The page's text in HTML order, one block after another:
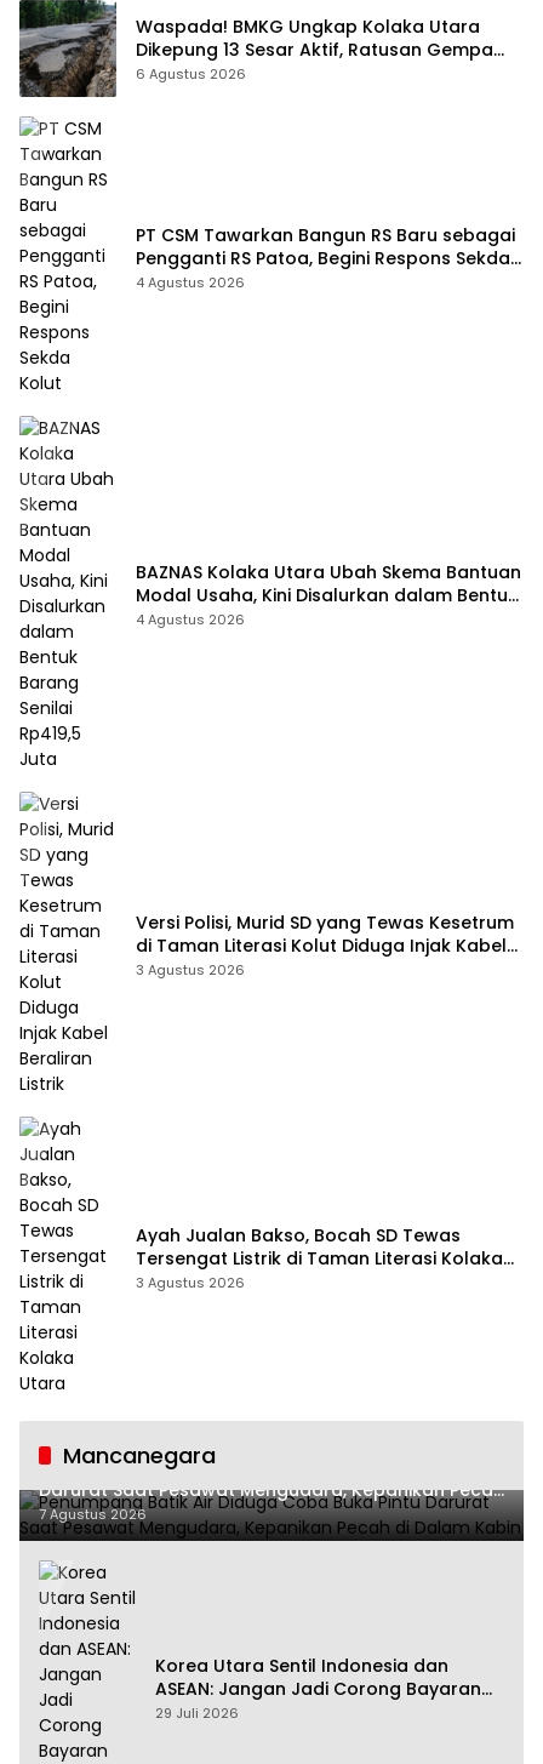
Waspada! BMKG Ungkap Kolaka Utara
Dikepung 13 Sesar Aktif, Ratusan Gempa
Sudah Terekam
6 Agustus 2026
PT CSM Tawarkan Bangun RS Baru sebagai
Pengganti RS Patoa, Begini Respons Sekda
Kolut
4 Agustus 2026
BAZNAS Kolaka Utara Ubah Skema Bantuan
Modal Usaha, Kini Disalurkan dalam Bentuk
Barang Senilai Rp419,5 Juta
4 Agustus 2026
Versi Polisi, Murid SD yang Tewas Kesetrum
di Taman Literasi Kolut Diduga Injak Kabel
Beraliran Listrik
3 Agustus 2026
Ayah Jualan Bakso, Bocah SD Tewas
Tersengat Listrik di Taman Literasi Kolaka
Utara
3 Agustus 2026
Mancanegara
Penumpang Batik Air Diduga Coba Buka Pintu
Darurat Saat Pesawat Mengudara, Kepanikan Pecah
di Dalam Kabin
7 Agustus 2026
Korea Utara Sentil Indonesia dan
ASEAN: Jangan Jadi Corong Bayaran
Amerika Serikat
29 Juli 2026